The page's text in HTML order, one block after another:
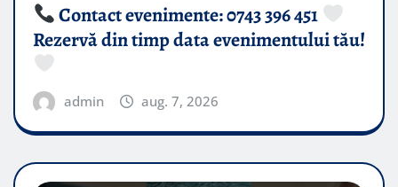
Contact evenimente: 0743 396 451
Rezervă din timp data evenimentului tău!
admin aug. 7, 2026